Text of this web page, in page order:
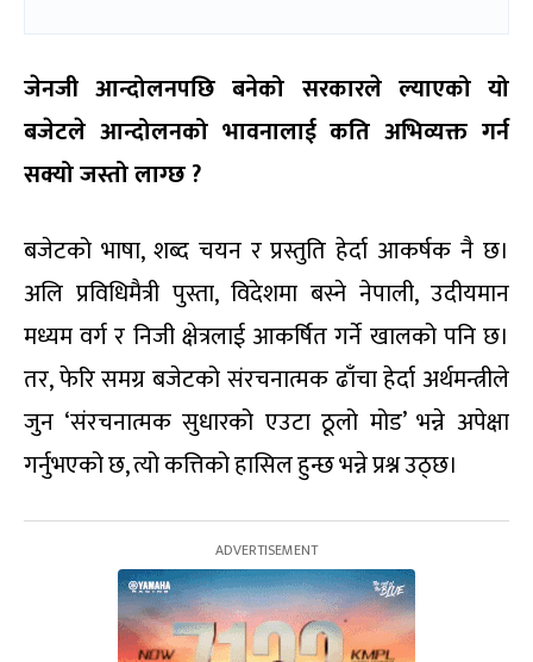
जेनजी आन्दोलनपछि बनेको सरकारले ल्याएको यो
बजेटले आन्दोलनको भावनालाई कति अभिव्यक्त गर्न
सक्यो जस्तो लाग्छ ?
बजेटको भाषा, शब्द चयन र प्रस्तुति हेर्दा आकर्षक नै छ।
अलि प्रविधिमैत्री पुस्ता, विदेशमा बस्ने नेपाली, उदीयमान
मध्यम वर्ग र निजी क्षेत्रलाई आकर्षित गर्ने खालको पनि छ।
तर, फेरि समग्र बजेटको संरचनात्मक ढाँचा हेर्दा अर्थमन्त्रीले
जुन ‘संरचनात्मक सुधारको एउटा ठूलो मोड’ भन्ने अपेक्षा
गर्नुभएको छ, त्यो कत्तिको हासिल हुन्छ भन्ने प्रश्न उठ्छ।